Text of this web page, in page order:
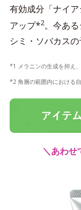
有効成分「ナイ
アップ*2。今あ
シミ・ソバカス
*1 メラニンの生成を抑え
*2 角層の範囲内における
＼あわせ